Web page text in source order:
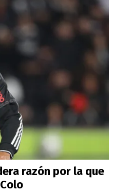
razón por la que